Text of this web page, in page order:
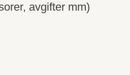
avgifter mm)